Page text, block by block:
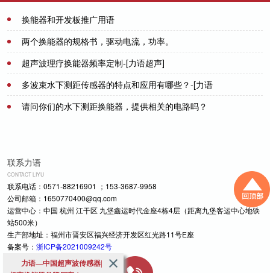
换能器和开发板推广用语
两个换能器的规格书，驱动电流，功率。
超声波理疗换能器频率定制-[力语超声]
多波束水下测距传感器的特点和应用有哪些？-[力语
超声]
请问你们的水下测距换能器，提供相关的电路吗？
联系力语
CONTACT LIYU
联系电话：0571-88216901 ；153-3687-9958
公司邮箱：1650770400@qq.com
运营中心：中国 杭州 江干区 九堡鑫运时代金座4栋4层（距离九堡客运中心地铁
站500米）
生产部地址：福州市晋安区福兴经济开发区红光路11号E座
备案号： 浙ICP备2021009242号
力语—中国超声波传感器|